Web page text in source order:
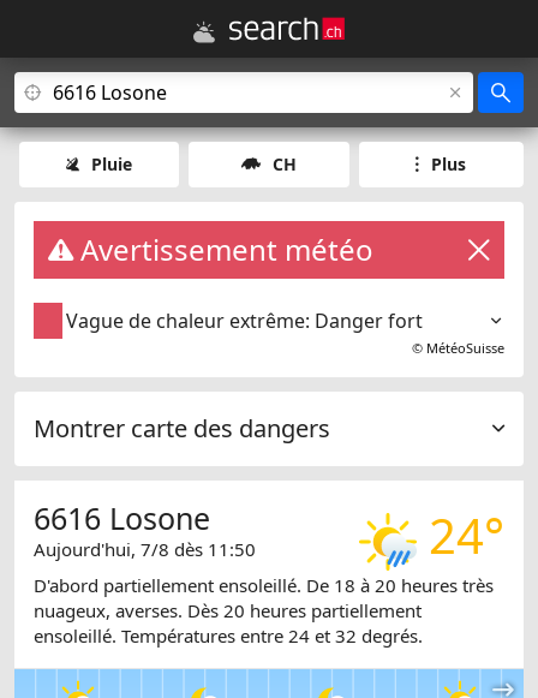
Pluie CH Plus
Avertissement météo
Vague de chaleur extrême: Danger fort
© MétéoSuisse
Montrer carte des dangers
24°
6616 Losone
Aujourd'hui, 7/8 dès 11:50
D'abord partiellement ensoleillé. De 18 à 20 heures très
nuageux, averses. Dès 20 heures partiellement
ensoleillé. Températures entre 24 et 32 degrés.